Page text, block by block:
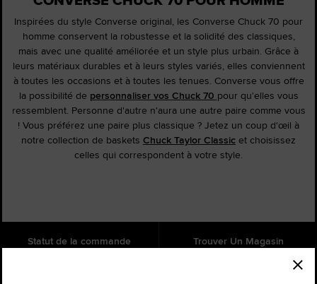
Inspirées du style Converse original, les Converse Chuck 70 pour
homme conservent la robustesse et la solidité des classiques,
mais avec une qualité améliorée et un style plus urbain. Grâce à
leurs matériaux durables et à leurs styles variés, elles conviennent
à toutes les occasions et à toutes les tenues. Converse vous offre
la possibilité de personnaliser vos Chuck 70 pour qu'elles vous
ressemblent. Personne d'autre n'aura une autre paire comme vous
! Vous préférez une paire plus classique ? Jetez un coup d'œil à
notre collection de baskets Chuck Taylor Classic et choisissez
celles qui correspondent à votre style.
Statut de la commande Trouver Un Magasin